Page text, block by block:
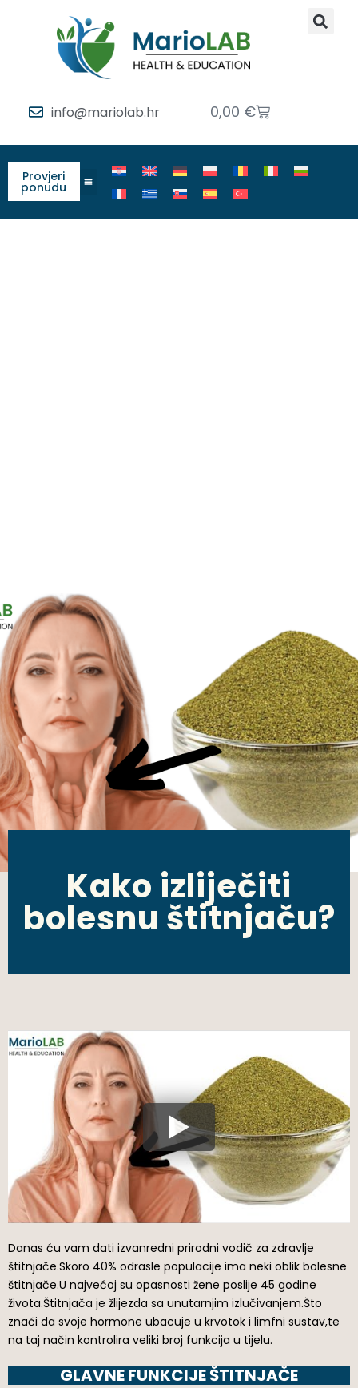
info@mariolab.hr 0,00 €
Provjeri
ponudu
Kako izliječiti
bolesnu štitnjaču?
Danas ću vam dati izvanredni prirodni vodič za zdravlje
štitnjače.Skoro 40% odrasle populacije ima neki oblik bolesne
štitnjače.U najvećoj su opasnosti žene poslije 45 godine
života.Štitnjača je žlijezda sa unutarnjim izlučivanjem.Što
znači da svoje hormone ubacuje u krvotok i limfni sustav,te
na taj način kontrolira veliki broj funkcija u tijelu.
GLAVNE FUNKCIJE ŠTITNJAČE